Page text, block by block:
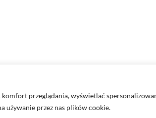
przeglądania, wyświetlać
używanie przez nas plików cookie.